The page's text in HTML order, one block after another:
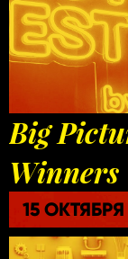
Big
Winners
15 ОКТЯБРЯ